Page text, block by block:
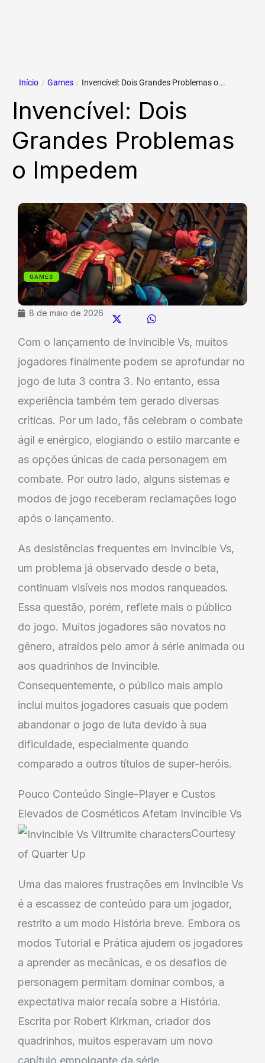
Início / Games / Invencível: Dois Grandes Problemas o...
Invencível: Dois
Grandes Problemas
o Impedem
8 de maio de 2026
GAMES
Com o lançamento de Invincible Vs, muitos
jogadores finalmente podem se aprofundar no
jogo de luta 3 contra 3. No entanto, essa
experiência também tem gerado diversas
críticas. Por um lado, fãs celebram o combate
ágil e enérgico, elogiando o estilo marcante e
as opções únicas de cada personagem em
combate. Por outro lado, alguns sistemas e
modos de jogo receberam reclamações logo
após o lançamento.
As desistências frequentes em Invincible Vs,
um problema já observado desde o beta,
continuam visíveis nos modos ranqueados.
Essa questão, porém, reflete mais o público
do jogo. Muitos jogadores são novatos no
gênero, atraídos pelo amor à série animada ou
aos quadrinhos de Invincible.
Consequentemente, o público mais amplo
inclui muitos jogadores casuais que podem
abandonar o jogo de luta devido à sua
dificuldade, especialmente quando
comparado a outros títulos de super-heróis.
Pouco Conteúdo Single-Player e Custos
Elevados de Cosméticos Afetam Invincible Vs
Courtesy
of Quarter Up
Uma das maiores frustrações em Invincible Vs
é a escassez de conteúdo para um jogador,
restrito a um modo História breve. Embora os
modos Tutorial e Prática ajudem os jogadores
a aprender as mecânicas, e os desafios de
personagem permitam dominar combos, a
expectativa maior recaía sobre a História.
Escrita por Robert Kirkman, criador dos
quadrinhos, muitos esperavam um novo
capítulo empolgante da série.